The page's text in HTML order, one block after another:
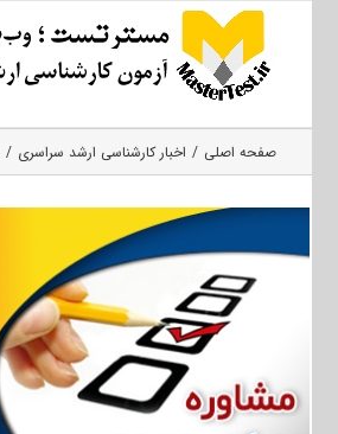
صفحه اصلی اخبار کارشناسی ارشد سراسری